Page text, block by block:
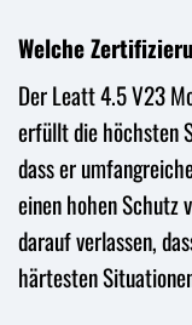
Welche
Der Leatt 4.5 V23
erfüllt die höchsten
dass er
einen hohen Schutz
darauf verlassen,
härtesten